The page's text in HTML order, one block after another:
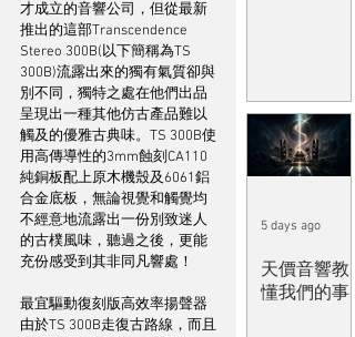
才成立的音響公司，但從最新
推出的這部Transcendence
Stereo 300B(以下簡稱為TS
300B)流露出來的獨有氣質卻與
別不同，獨特之處在他們出品
呈現出一種其他仿古產品難以
觸及的優雅古典味。TS 300B使
用高傳導性的3mm蝕刻CA110
純銅板配上原木機殼及6061鋁
合金底板，無論視覺和觸覺均
不經意地流露出一份別致迷人
的古樸風味，聽過之後，更能
充份感受到其非同凡響處！
最宜驅動復刻版高效率揚聲器
由於TS 300B走復古路線，而且
天價音響教
懂我們的事
5 days ago